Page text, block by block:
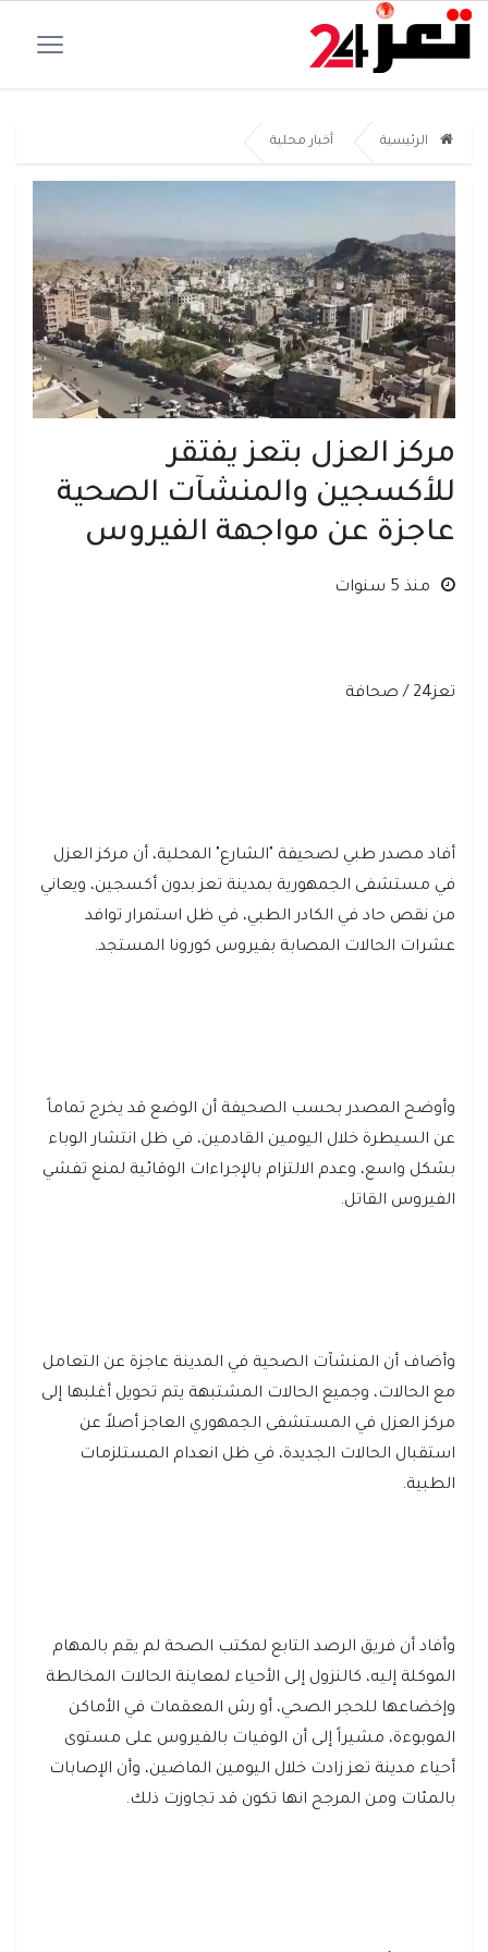
الرئيسية أخبار محلية
مركز العزل بتعز يفتقر
للأكسجين والمنشآت الصحية
عاجزة عن مواجهة الفيروس
منذ 5 سنوات
تعز24 / صحافة
أفاد مصدر طبي لصحيفة "الشارع" المحلية، أن مركز العزل
في مستشفى الجمهورية بمدينة تعز بدون أكسجين، ويعاني
من نقص حاد في الكادر الطبي، في ظل استمرار توافد
عشرات الحالات المصابة بفيروس كورونا المستجد.
وأوضح المصدر بحسب الصحيفة أن الوضع قد يخرج تماماً
عن السيطرة خلال اليومين القادمين، في ظل انتشار الوباء
بشكل واسع، وعدم الالتزام بالإجراءات الوقائية لمنع تفشي
الفيروس القاتل.
وأضاف أن المنشآت الصحية في المدينة عاجزة عن التعامل
مع الحالات، وجميع الحالات المشتبهة يتم تحويل أغلبها إلى
مركز العزل في المستشفى الجمهوري العاجز أصلاً عن
استقبال الحالات الجديدة، في ظل انعدام المستلزمات
الطبية.
وأفاد أن فريق الرصد التابع لمكتب الصحة لم يقم بالمهام
الموكلة إليه، كالنزول إلى الأحياء لمعاينة الحالات المخالطة
وإخضاعها للحجر الصحي، أو رش المعقمات في الأماكن
الموبوءة، مشيراً إلى أن الوفيات بالفيروس على مستوى
أحياء مدينة تعز زادت خلال اليومين الماضين، وأن الإصابات
بالمئات ومن المرجح انها تكون قد تجاوزت ذلك.